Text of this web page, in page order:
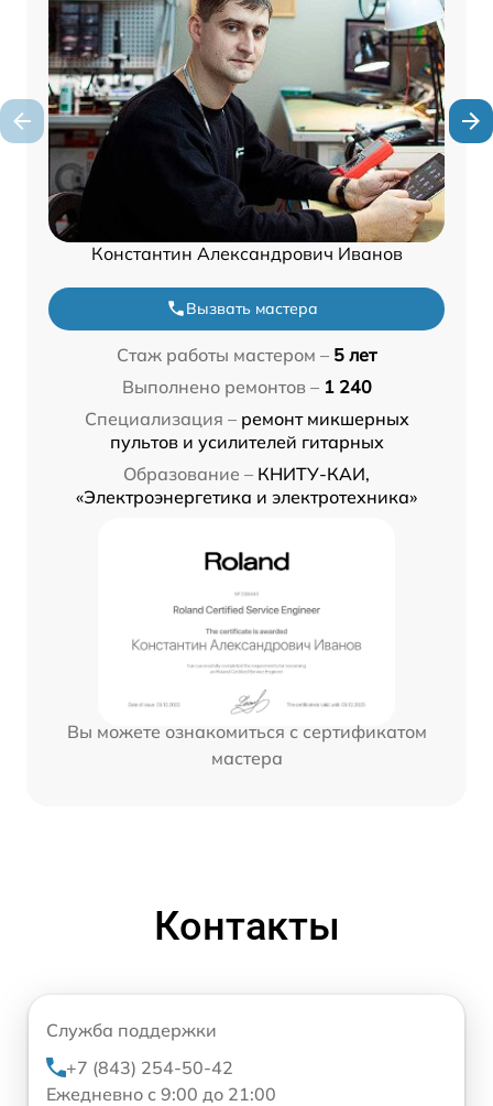
Константин Александрович Иванов
Вызвать мастера
Стаж работы мастером – 5 лет
Выполнено ремонтов – 1 240
Специализация – ремонт микшерных
пультов и усилителей гитарных
Образование – КНИТУ-КАИ,
«Электроэнергетика и электротехника»
Вы можете ознакомиться с сертификатом
мастера
Контакты
Служба поддержки
+7 (843) 254-50-42
Ежедневно с 9:00 до 21:00